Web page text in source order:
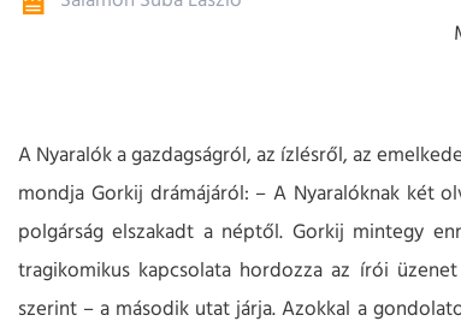
A Nyaralók a gazdagságról, az ízlésről, az
mondja Gorkij drámájáról: – A Nyaralóknak két
polgárság elszakadt a néptől. Gorkij mintegy
tragikomikus kapcsolata hordozza az írói
szerint – a második utat járja. Azokkal a